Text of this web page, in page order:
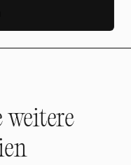
weitere